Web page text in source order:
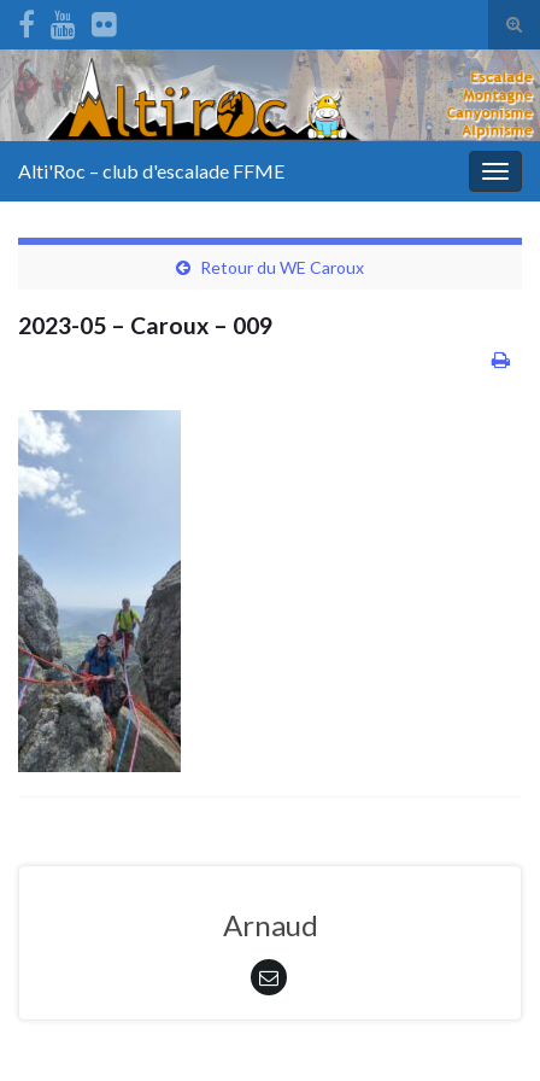
Alti'Roc – club d'escalade FFME
Retour du WE Caroux
2023-05 – Caroux – 009
Arnaud